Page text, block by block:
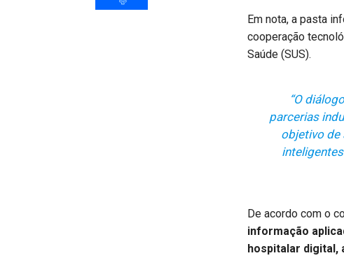
Em nota, a pasta
cooperação
Saúde (SUS).
“O
parcerias
objetivo de
De acordo com o
informação
hospitalar digital,